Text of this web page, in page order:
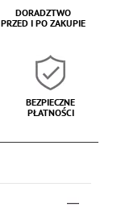
DORADZTWO
PRZED I PO ZAKUPIE
BEZPIECZNE
PŁATNOŚCI